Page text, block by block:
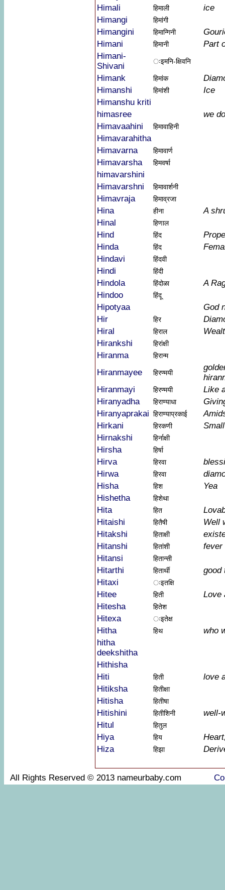
Himali
हिमाली
ice
Himangi
हिमांगी
Himangini हिमान्गिनी
Himani
हिमानी
Part
Himani-
Shivani
ःइमनि-क्षिवनि
Himank हिमांक
Himanshi
हिमांशी
Ice
Himanshu kriti
himasree
we
Himavaahini
हिमावाहिनी
Himavarahitha
Himavarna
हिमावार्ण
Himavarsha हिमवर्षा
himavarshini
Himavarshni
हिमावार्शनी
Himavraja हिमाव्रजा
Hina हीना
A
Hinal
हिणाल
Hind हिंद
Hinda
हिंद
Hindavi
हिंदवी
Hindi हिंदी
Hindola हिंदोळा
A
Hindoo
हिंदू
Hipotyaa
God
Hir
हिर
Hiral
हिराल
Hirankshi
हिरांक्षी
Hiranma हिरान्म
Hiranmayee हिरण्मयी
Hiranmayi
हिरण्मयी
Like
Hiranyadha
हिराण्याधा
Hiranyaprakai हिराण्याप्रकाई
Hirkani
हिरकणी
Hirnakshi
हिर्नाक्षी
Hirsha हिर्षा
Hirva हिरवा
Hirwa
हिरवा
Hisha
हिश
Yea
Hishetha
हिशेथा
Hita हित
Hitaishi
हितैषी
Well
Hitakshi
हिताक्षी
Hitanshi
हितांशी
fever
Hitansi
हितान्सी
Hitarthi हितार्थी
good
Hitaxi
ःइतक्षि
Hitee हिती
Love
Hitesha
हितेश
Hitexa ःइतेक्ष
Hitha हिथ
who
hitha
deekshitha
Hithisha
Hiti
हिती
love
Hitiksha
हितीक्षा
Hitisha हितीषा
Hitishini हितीशिनी
well-
Hitul
हितुल
Hiya हिय
Hiza
हिझा
All Rights Reserved © 2013 nameurbaby.com